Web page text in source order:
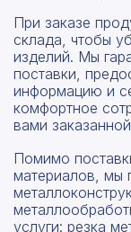
При заказе
склада, чтобы
изделий. Мы
поставки,
информацию и
комфортное
вами
Помимо
материалов, мы
услуги: резка